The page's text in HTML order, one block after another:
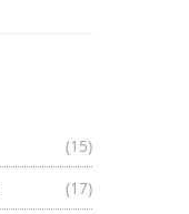
(15)
(17)